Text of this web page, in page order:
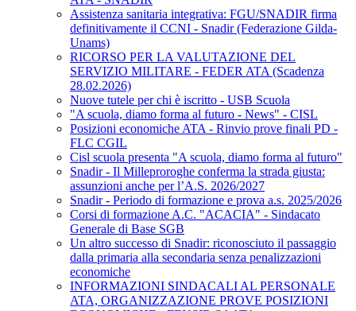
Assistenza sanitaria integrativa: FGU/SNADIR firma
definitivamente il CCNI - Snadir (Federazione Gilda-
Unams)
RICORSO PER LA VALUTAZIONE DEL
SERVIZIO MILITARE - FEDER ATA (Scadenza
28.02.2026)
Nuove tutele per chi è iscritto - USB Scuola
"A scuola, diamo forma al futuro - News" - CISL
Posizioni economiche ATA - Rinvio prove finali PD -
FLC CGIL
Cisl scuola presenta "A scuola, diamo forma al futuro"
Snadir - Il Milleproroghe conferma la strada giusta:
assunzioni anche per l’A.S. 2026/2027
Snadir - Periodo di formazione e prova a.s. 2025/2026
Corsi di formazione A.C. "ACACIA" - Sindacato
Generale di Base SGB
Un altro successo di Snadir: riconosciuto il passaggio
dalla primaria alla secondaria senza penalizzazioni
economiche
INFORMAZIONI SINDACALI AL PERSONALE
ATA, ORGANIZZAZIONE PROVE POSIZIONI